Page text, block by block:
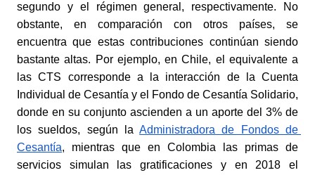
segundo y el régimen general, respectivamente. No
obstante, en comparación con otros países, se
encuentra que estas contribuciones continúan siendo
bastante altas. Por ejemplo, en Chile, el equivalente a
las CTS corresponde a la interacción de la Cuenta
Individual de Cesantía y el Fondo de Cesantía Solidario,
donde en su conjunto ascienden a un aporte del 3% de
los sueldos, según la Administradora de Fondos de
Cesantía, mientras que en Colombia las primas de
servicios simulan las gratificaciones y en 2018 el